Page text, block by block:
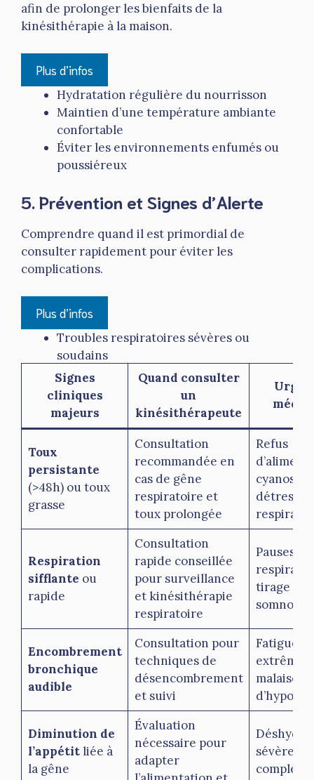
afin de prolonger les bienfaits de la
kinésithérapie à la maison.
Plus d’infos
Hydratation régulière du nourrisson
Maintien d’une température ambiante
confortable
Éviter les environnements enfumés ou
poussiéreux
5. Prévention et Signes d’Alerte
Comprendre quand il est primordial de
consulter rapidement pour éviter les
complications.
Plus d’infos
Troubles respiratoires sévères ou
soudains
Fièvre élevée persistante
Déshydratation ou refus d’alimentation
Modification de la couleur de la peau
(cyanose)
À retenir :
La kinésithérapie respiratoire est un
complément indispensable en présence de
signes de gêne respiratoire chez le nourrisson.
En cas de doute ou d’aggravation, consultez un
professionnel de santé sans délai.
Signes
cliniques
majeurs
Quand consulter
un
kinésithérapeute
Toux
persistante
(>48h) ou toux
grasse
Consultation
recommandée en
cas de gêne
respiratoire et
toux prolongée
Refus
cyanose,
détresse
Respiration
sifflante ou
rapide
Consultation
rapide conseillée
pour surveillance
et kinésithérapie
respiratoire
Pauses
tirage
Encombrement
bronchique
audible
Consultation pour
techniques de
désencombrement
et suivi
Fatigue
extrême,
malaise,
d’hypoxie
Diminution de
l’appétitliée à
la gêne
Évaluation
nécessaire pour
adapter
sévère,
complet